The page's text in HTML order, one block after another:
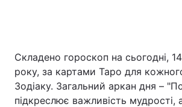
Складено гороскоп на сьогодні,
року, за картами Таро для
Зодіаку. Загальний аркан дня –
підкреслює важливість мудрості,